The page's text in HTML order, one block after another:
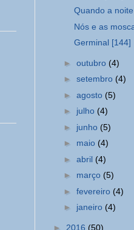
Quando a
Nós e as
Germinal [144]
► outubro (4)
► setembro (4)
► agosto (5)
► julho (4)
► junho (5)
► maio (4)
► abril (4)
► março (5)
► fevereiro (4)
► janeiro (4)
► 2016 (50)